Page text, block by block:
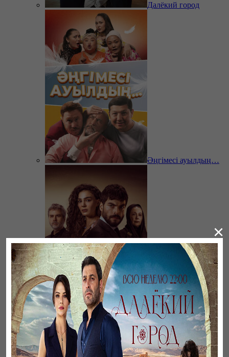
Далёкий город
Әңгімесі ауылдың…
Ветреный
×